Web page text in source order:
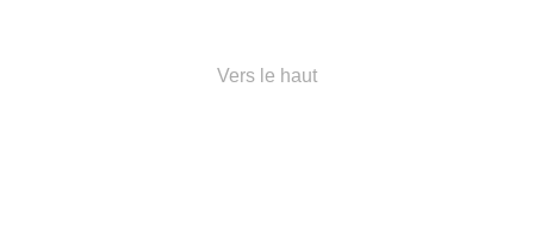
Vers le haut